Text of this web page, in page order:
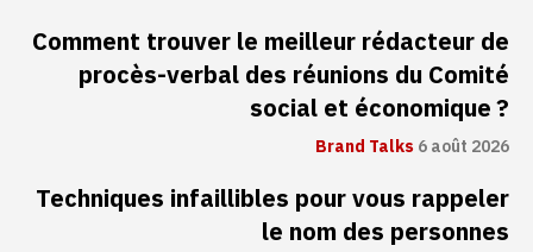
Comment trouver le meilleur rédacteur de
procès-verbal des réunions du Comité
social et économique ?
Brand Talks6 août 2026
Techniques infaillibles pour vous rappeler
le nom des personnes